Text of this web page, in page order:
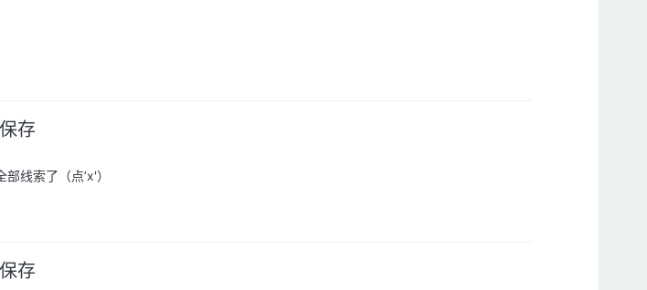
存
线索了（点’x'）
存